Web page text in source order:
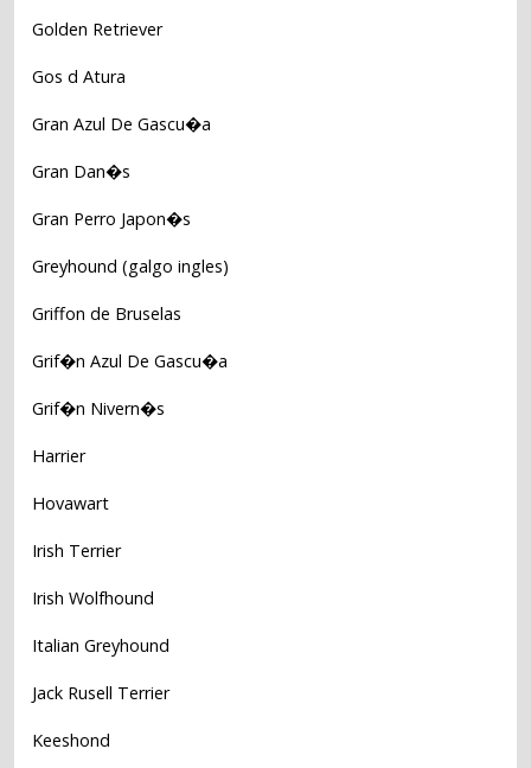
Golden Retriever
Gos d Atura
Gran Azul De Gascu�a
Gran Dan�s
Gran Perro Japon�s
Greyhound (galgo ingles)
Griffon de Bruselas
Grif�n Azul De Gascu�a
Grif�n Nivern�s
Harrier
Hovawart
Irish Terrier
Irish Wolfhound
Italian Greyhound
Jack Rusell Terrier
Keeshond